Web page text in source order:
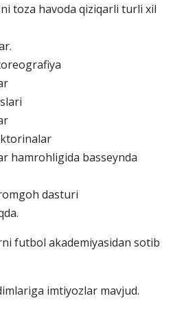
toza havoda qiziqarli turli xil
hamrohligida basseynda
dasturi
futbol akademiyasidan sotib
imtiyozlar mavjud.